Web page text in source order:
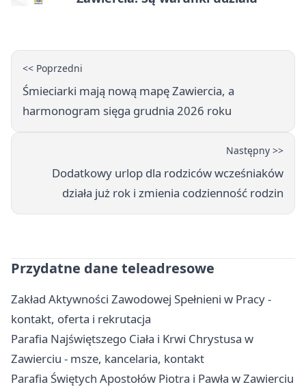
<< Poprzedni
Śmieciarki mają nową mapę Zawiercia, a
harmonogram sięga grudnia 2026 roku
Następny >>
Dodatkowy urlop dla rodziców wcześniaków
działa już rok i zmienia codzienność rodzin
Przydatne dane teleadresowe
Zakład Aktywności Zawodowej Spełnieni w Pracy -
kontakt, oferta i rekrutacja
Parafia Najświętszego Ciała i Krwi Chrystusa w
Zawierciu - msze, kancelaria, kontakt
Parafia Świętych Apostołów Piotra i Pawła w Zawierciu